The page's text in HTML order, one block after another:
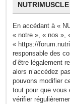
En accédant à «
« notre », « nos »,
« https://
responsable des
d’être légalement
alors n’accédez
pouvons modifier
tout pour que vous
vérifier